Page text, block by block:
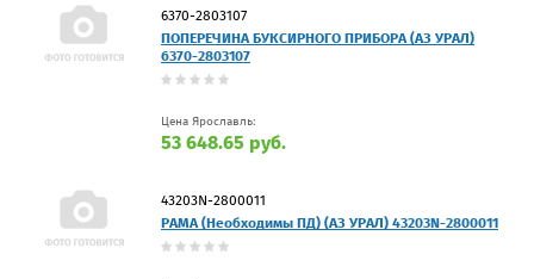
6370-2803107
ПОПЕРЕЧИНА БУКСИРНОГО ПРИБОРА (АЗ УРАЛ)
6370-2803107
Цена Ярославль:
53 648.65 руб.
43203N-2800011
РАМА (Необходимы ПД) (АЗ УРАЛ) 43203N-2800011